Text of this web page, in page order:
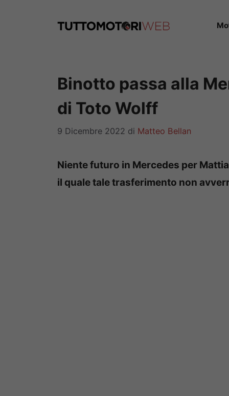
Binotto passa alla
di Toto Wolff
9 Dicembre 2022 di Matteo Bellan
Niente futuro in Mercedes per
il quale tale trasferimento non